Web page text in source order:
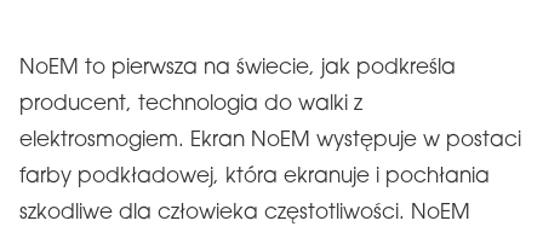
NoEM to pierwsza na świecie, jak podkreśla
producent, technologia do walki z
elektrosmogiem. Ekran NoEM występuje w postaci
farby podkładowej, która ekranuje i pochłania
szkodliwe dla człowieka częstotliwości. NoEM